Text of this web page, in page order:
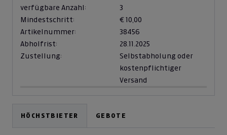
verfügbare Anzahl:
3
Mindestschritt:
€ 10,00
Artikelnummer:
38456
Abholfrist:
28.11.2025
Zustellung:
Selbstabholung oder
kostenpflichtiger
Versand
HÖCHSTBIETER GEBOTE